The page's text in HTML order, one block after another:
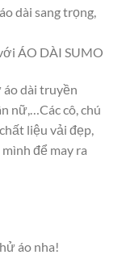
dài sang trọng,
ÁO DÀI SUMO
áo dài truyền
nữ,…Các cô, chú
liệu vải đẹp,
để may ra
áo nha!